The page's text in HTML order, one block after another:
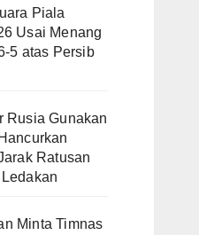
Piala
Usai Menang
5 atas Persib
Rusia Gunakan
Ratusan
Minta Timnas